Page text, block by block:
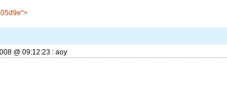
@ 09:12:23 : aoy